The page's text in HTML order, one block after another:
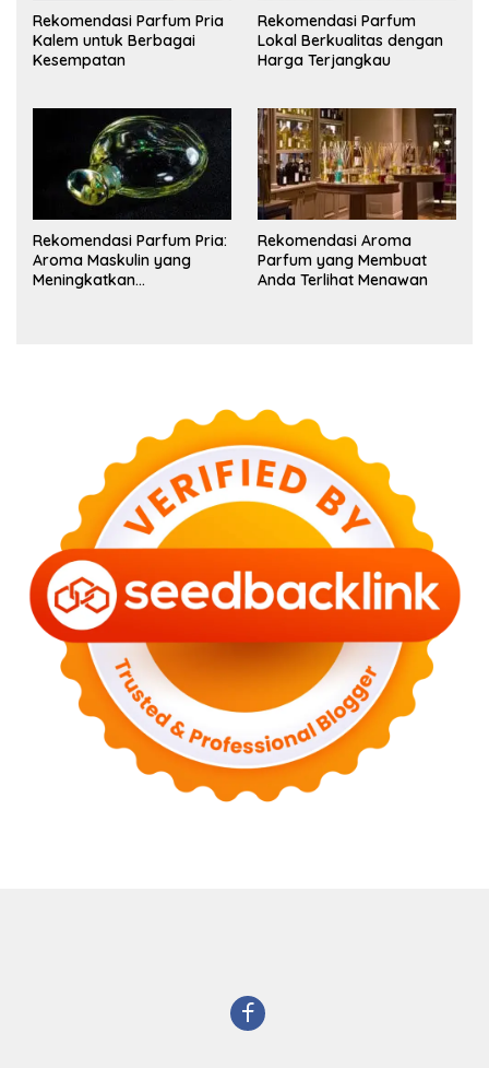
Rekomendasi Parfum Pria
Kalem untuk Berbagai
Kesempatan
Rekomendasi Parfum
Lokal Berkualitas dengan
Harga Terjangkau
Rekomendasi Parfum Pria:
Aroma Maskulin yang
Meningkatkan
Rekomendasi Aroma
Parfum yang Membuat
Anda Terlihat Menawan